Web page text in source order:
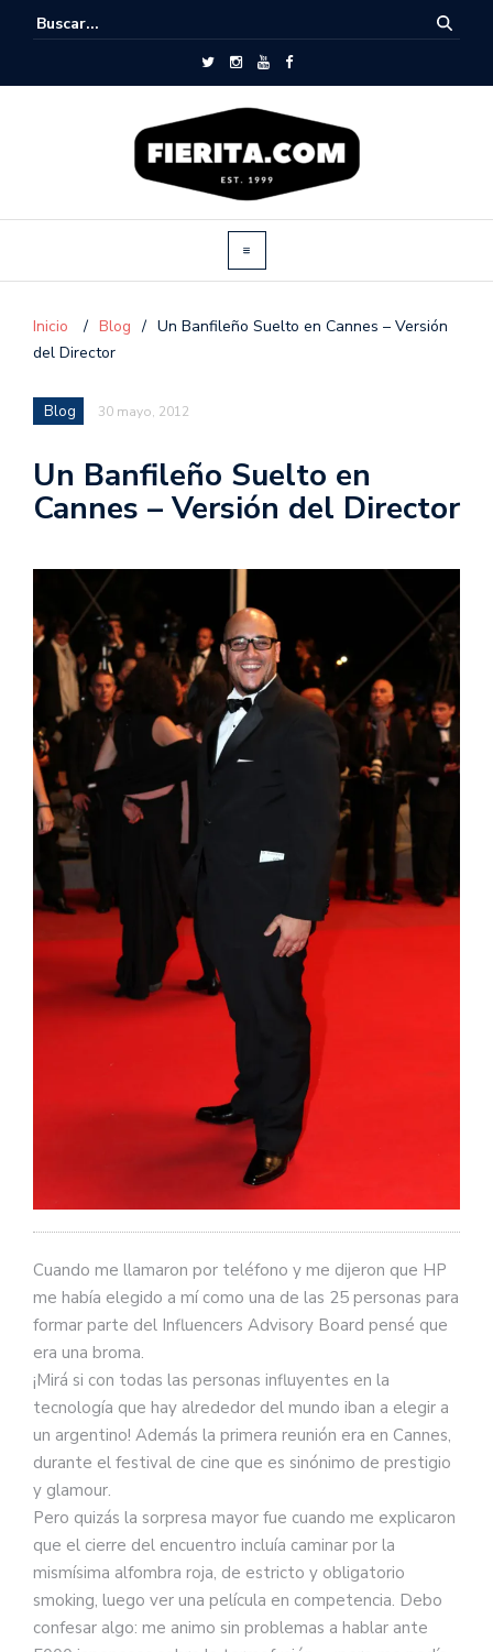
Inicio / Blog / Un Banfileño Suelto en Cannes – Versión
del Director
Blog 30 mayo, 2012
Un Banfileño Suelto en
Cannes – Versión del Director
Cuando me llamaron por teléfono y me dijeron que HP
me había elegido a mí como una de las 25 personas para
formar parte del Influencers Advisory Board pensé que
era una broma.
¡Mirá si con todas las personas influyentes en la
tecnología que hay alrededor del mundo iban a elegir a
un argentino! Además la primera reunión era en Cannes,
durante el festival de cine que es sinónimo de prestigio
y glamour.
Pero quizás la sorpresa mayor fue cuando me explicaron
que el cierre del encuentro incluía caminar por la
mismísima alfombra roja, de estricto y obligatorio
smoking, luego ver una película en competencia. Debo
confesar algo: me animo sin problemas a hablar ante